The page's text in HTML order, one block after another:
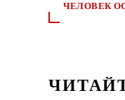
ЧЕЛОВЕК